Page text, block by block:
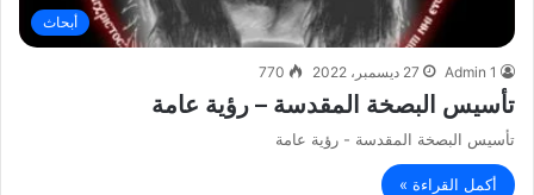
أبحاث
Admin 1 27 ديسمبر، 2022 770
تأسيس البصخة المقدسة – رؤية عامة
تأسيس البصخة المقدسة - رؤية عامة
أكمل القراءة »